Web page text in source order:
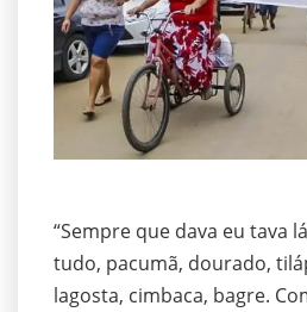
“Sempre que dava eu tava
tudo, pacumã, dourado,
lagosta, cimbaca, bagre.